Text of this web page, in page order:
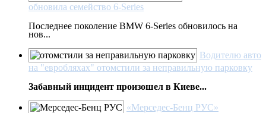
обновила семейство 6-Series
Последнее поколение BMW 6-Series обновилось на
нов...
Водителю авто
на "евробляхах" отомстили за неправильную парковку
Забавный инцидент произошел в Киеве...
«Мерседес-Бенц РУС»